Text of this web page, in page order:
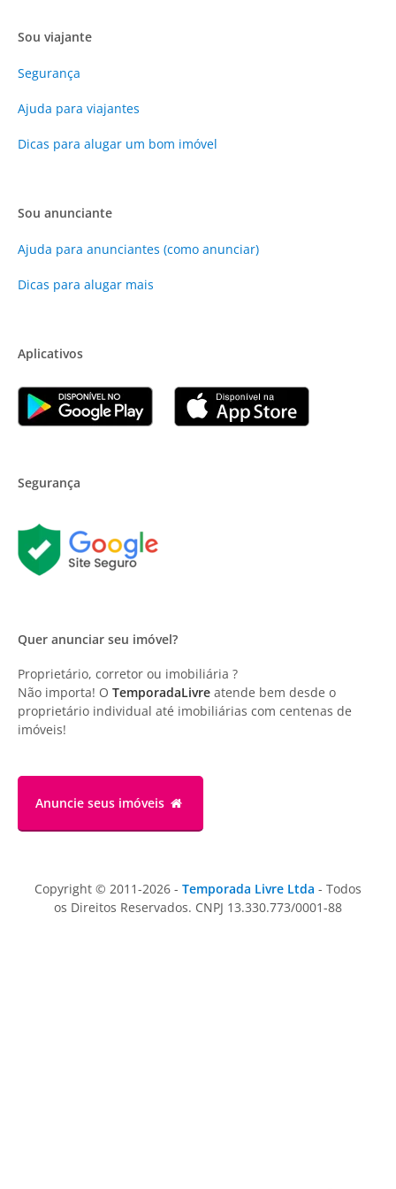
Sou viajante
Segurança
Ajuda para viajantes
Dicas para alugar um bom imóvel
Sou anunciante
Ajuda para anunciantes (como anunciar)
Dicas para alugar mais
Aplicativos
Segurança
Quer anunciar seu imóvel?
Proprietário, corretor ou imobiliária ?
Não importa! O TemporadaLivre atende bem desde o
proprietário individual até imobiliárias com centenas de
imóveis!
Anuncie seus imóveis
Copyright © 2011-2026 - Temporada Livre Ltda - Todos
os Direitos Reservados. CNPJ 13.330.773/0001-88